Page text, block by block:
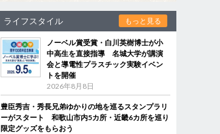
ライフスタイル もっと見る
ノーベル賞受賞・白川英樹博士が小
中高生を直接指導 名城大学が講演
会と導電性プラスチック実験イベン
トを開催
2026年8月8日
豊臣秀吉・秀長兄弟ゆかりの地を巡るスタンプラリ
ーがスタート 和歌山市内5カ所・近畿6カ所を巡り
限定グッズをもらおう